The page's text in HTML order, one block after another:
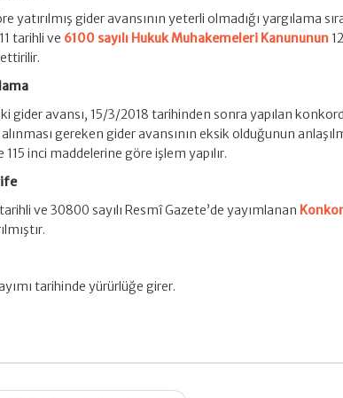
yatırılmış gider avansının yeterli olmadığı yargılama
tarihli ve 6100 sayılı Hukuk Muhakemeleri Kanununun
gider avansı, 15/3/2018 tarihinden sonra yapılan
gereken gider avansının eksik olduğunun
115 inci maddelerine göre işlem yapılır.
ve 30800 sayılı Resmî Gazete’de yayımlanan
tarihinde yürürlüğe girer.